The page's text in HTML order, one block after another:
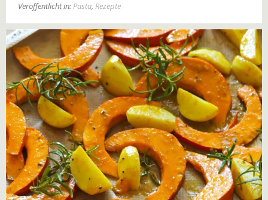
Veröffentlicht in:Pasta, Rezepte